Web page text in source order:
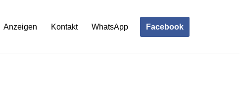
Anzeigen Kontakt WhatsApp Facebook